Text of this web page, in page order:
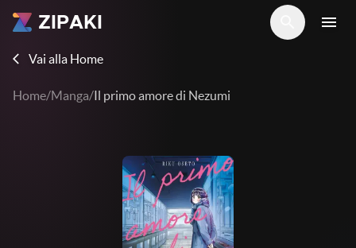
ZIPAKI menu
arrow_back_ios Vai alla Home
Home/Manga/Il primo amore di Nezumi